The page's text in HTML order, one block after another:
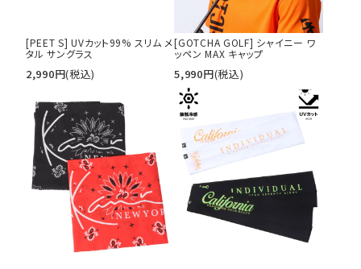
[PEET S] UVカット99% スリム メ
タル サングラス
2,990円(税込)
[GOTCHA GOLF] シャイニー ワ
ッペン MAX キャップ
5,990円(税込)